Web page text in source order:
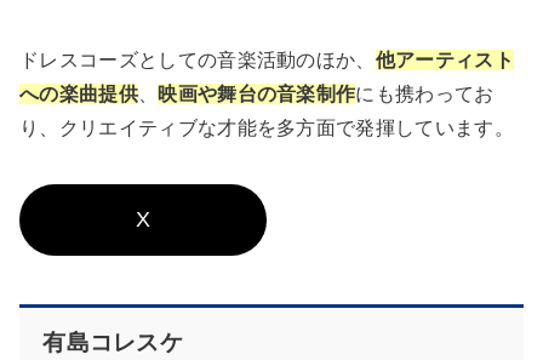
ドレスコーズとしての音楽活動のほか、 他アーティスト
への楽曲提供、 映画や舞台の音楽制作にも携わってお
り、クリエイティブな才能を多方面で発揮しています。
X
有島コレスケ